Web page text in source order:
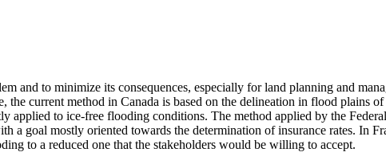
and to minimize its consequences, especially for land planning and
current method in Canada is based on the delineation in flood plains
to ice-free flooding conditions. The method applied by the
a goal mostly oriented towards the determination of insurance rates. In
to a reduced one that the stakeholders would be willing to accept.